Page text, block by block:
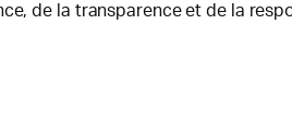
de la transparence et de la